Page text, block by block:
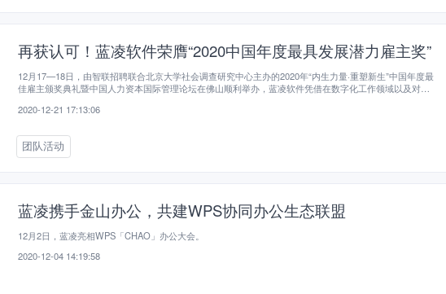
再获认可！蓝凌软件荣膺“2020中国年度最具发展潜力雇主奖”
12月17—18日，由智联招聘联合北京大学社会调查研究中心主办的2020年“内生力量·重塑新生”中国年度最
佳雇主颁奖典礼暨中国人力资本国际管理论坛在佛山顺利举办，蓝凌软件凭借在数字化工作领域以及对地
2020-12-21 17:13:06
团队活动
蓝凌携手金山办公，共建WPS协同办公生态联盟
12月2日，蓝凌亮相WPS「CHAO」办公大会。
2020-12-04 14:19:58